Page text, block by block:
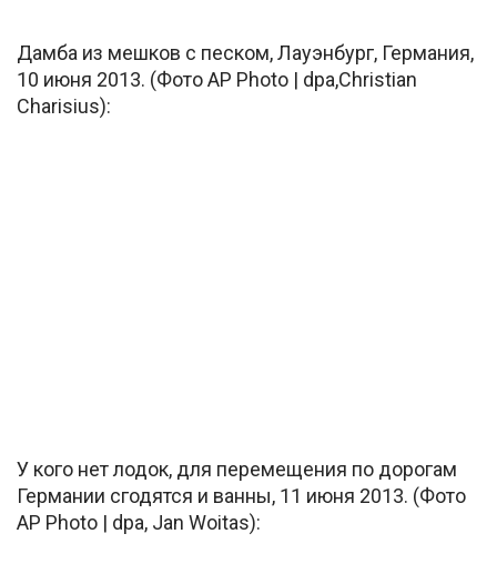
Дамба из мешков с песком, Лауэнбург, Германия,
10 июня 2013. (Фото AP Photo | dpa,Christian
Charisius):
У кого нет лодок, для перемещения по дорогам
Германии сгодятся и ванны, 11 июня 2013. (Фото
AP Photo | dpa, Jan Woitas):